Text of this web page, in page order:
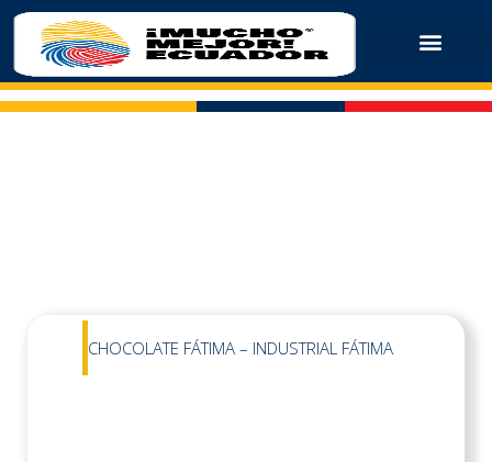
CHOCOLATE FÁTIMA – INDUSTRIAL FÁTIMA